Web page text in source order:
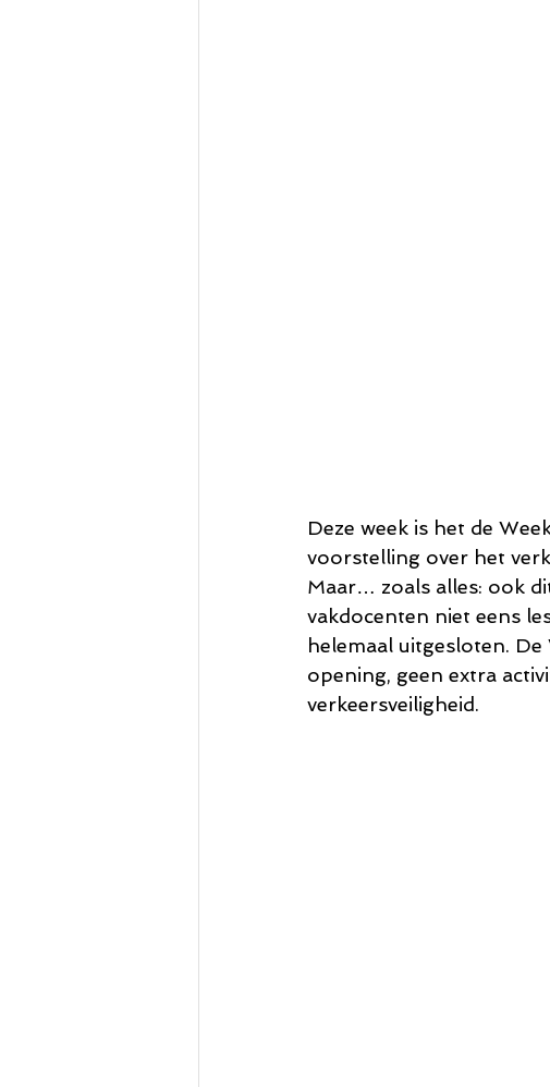
Deze week is het de
voorstelling over het
Maar… zoals alles: ook
vakdocenten niet eens
helemaal uitgesloten.
opening, geen extra
verkeersveiligheid.